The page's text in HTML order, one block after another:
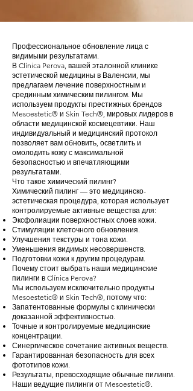
Профессиональное обновление лица с
видимыми результатами.
В Clínica Perova, вашей эталонной клинике
эстетической медицины в Валенсии, мы
предлагаем лечение поверхностным и
срединным химическим пилингом. Мы
используем продукты престижных брендов
Mesoestetic® и Skin Tech®, мировых лидеров в
области медицинской космецевтики. Наш
индивидуальный и медицинский протокол
позволяет вам обновить, осветлить и
омолодить кожу с максимальной
безопасностью и впечатляющими
результатами.
Что такое химический пилинг?
Химический пилинг — это медицинско-
эстетическая процедура, которая использует
контролируемые активные вещества для:
Эксфолиации поверхностных слоев кожи.
Стимуляции клеточного обновления.
Улучшения текстуры и тона кожи.
Уменьшения видимых несовершенств.
Подготовки кожи к другим процедурам.
Почему стоит выбрать наши медицинские
пилинги в Clínica Perova?
Мы используем исключительно продукты
Mesoestetic® и Skin Tech®, потому что:
Запатентованные формулы с клинически
доказанной эффективностью.
Точные и контролируемые медицинские
концентрации.
Синергическое сочетание активных веществ.
Гарантированная безопасность для всех
фототипов кожи.
Результаты, превосходящие обычные пилинги.
Наши ведущие пилинги от Mesoestetic®.